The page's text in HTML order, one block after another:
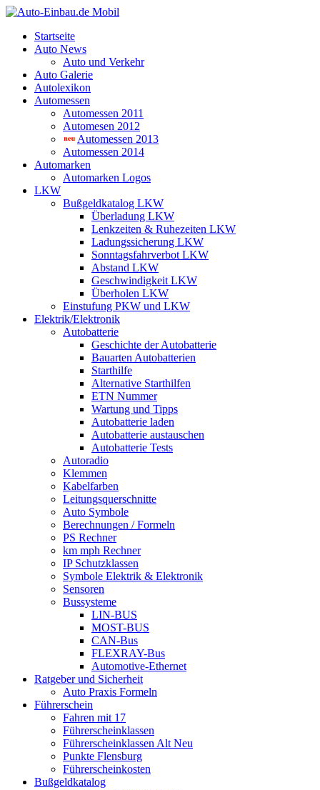
Startseite
Auto News
Auto und Verkehr
Auto Galerie
Autolexikon
Automessen
Automessen 2011
Automesen 2012
Automessen 2013
Automessen 2014
Automarken
Automarken Logos
LKW
Bußgeldkatalog LKW
Überladung LKW
Lenkzeiten & Ruhezeiten LKW
Ladungssicherung LKW
Sonntagsfahrverbot LKW
Abstand LKW
Geschwindigkeit LKW
Überholen LKW
Einstufung PKW und LKW
Elektrik/Elektronik
Autobatterie
Geschichte der Autobatterie
Bauarten Autobatterien
Starthilfe
Alternative Starthilfen
ETN Nummer
Wartung und Tipps
Autobatterie laden
Autobatterie austauschen
Autobatterie Tests
Autoradio
Klemmen
Kabelfarben
Leitungsquerschnitte
Auto Symbole
Berechnungen / Formeln
PS Rechner
km mph Rechner
IP Schutzklassen
Symbole Elektrik & Elektronik
Sensoren
Bussysteme
LIN-BUS
MOST-BUS
CAN-Bus
FLEXRAY-Bus
Automotive-Ethernet
Ratgeber und Sicherheit
Auto Praxis Formeln
Führerschein
Fahren mit 17
Führerscheinklassen
Führerscheinklassen Alt Neu
Punkte Flensburg
Führerscheinkosten
Bußgeldkatalog